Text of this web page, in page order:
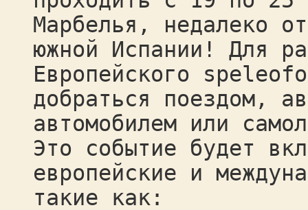
Марбелья, недалеко
южной Испании! Для
Европейского
добраться поездом,
автомобилем или
Это событие будет
европейские и
такие как: